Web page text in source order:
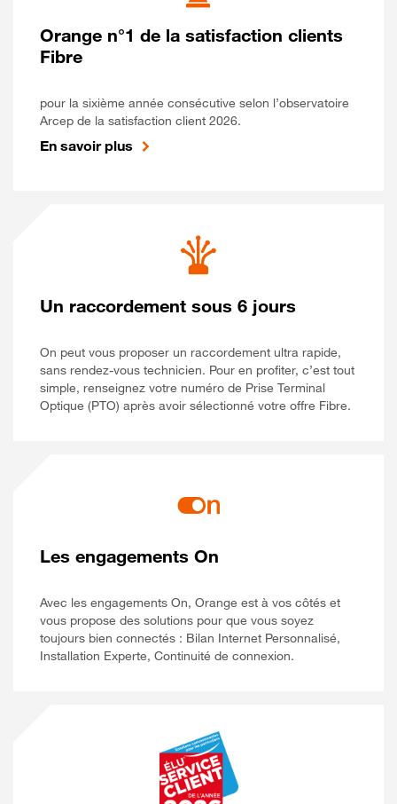
Orange n°1 de la satisfaction clients
Fibre
pour la sixième année consécutive selon l’observatoire
Arcep de la satisfaction client 2026.
En savoir plus
Un raccordement sous 6 jours
On peut vous proposer un raccordement ultra rapide,
sans rendez-vous technicien. Pour en profiter, c’est tout
simple, renseignez votre numéro de Prise Terminal
Optique (PTO) après avoir sélectionné votre offre Fibre.
Les engagements On
Avec les engagements On, Orange est à vos côtés et
vous propose des solutions pour que vous soyez
toujours bien connectés : Bilan Internet Personnalisé,
Installation Experte, Continuité de connexion.